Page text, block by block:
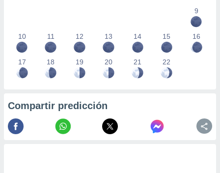
9
10 11 12 13 14 15 16
17 18 19 20 21 22
Compartir predicción